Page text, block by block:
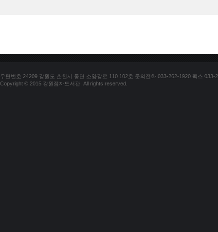
우편번호 24209 강원도 춘천시 동면 소양강로 110 102호 문의전화 033-262-1920 팩스 033-
Copyright © 2015 강원점자도서관. All rights reserved.